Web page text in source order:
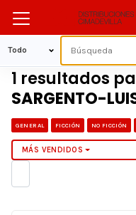
1 resultados
SARGENTO-
GENERAL FICCIÓN NO FICCIÓN
MÁS VENDIDOS